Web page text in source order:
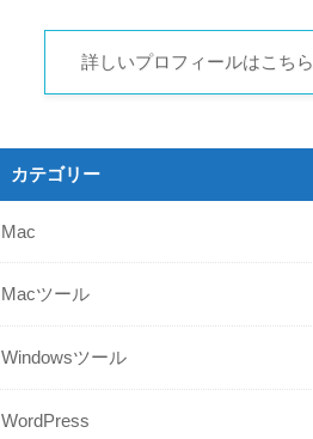
詳しいプロフィールはこちら
カテゴリー
Mac
Macツール
Windowsツール
WordPress